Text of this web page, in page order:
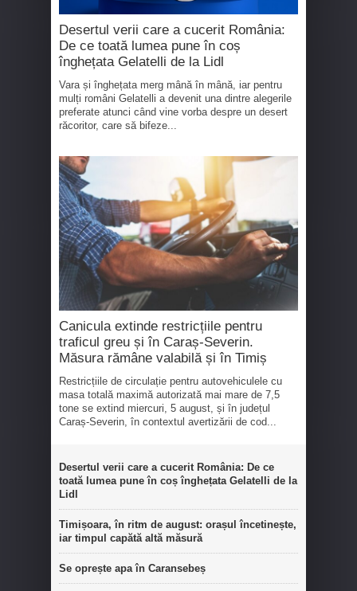
Desertul verii care a cucerit România:
De ce toată lumea pune în coș
înghețata Gelatelli de la Lidl
Vara și înghețata merg mână în mână, iar pentru
mulți români Gelatelli a devenit una dintre alegerile
preferate atunci când vine vorba despre un desert
răcoritor, care să bifeze...
Canicula extinde restricțiile pentru
traficul greu și în Caraș-Severin.
Măsura rămâne valabilă și în Timiș
Restricțiile de circulație pentru autovehiculele cu
masa totală maximă autorizată mai mare de 7,5
tone se extind miercuri, 5 august, și în județul
Caraș-Severin, în contextul avertizării de cod...
Desertul verii care a cucerit România: De ce
toată lumea pune în coș înghețata Gelatelli de la
Lidl
Timișoara, în ritm de august: orașul încetinește,
iar timpul capătă altă măsură
Se oprește apa în Caransebeș